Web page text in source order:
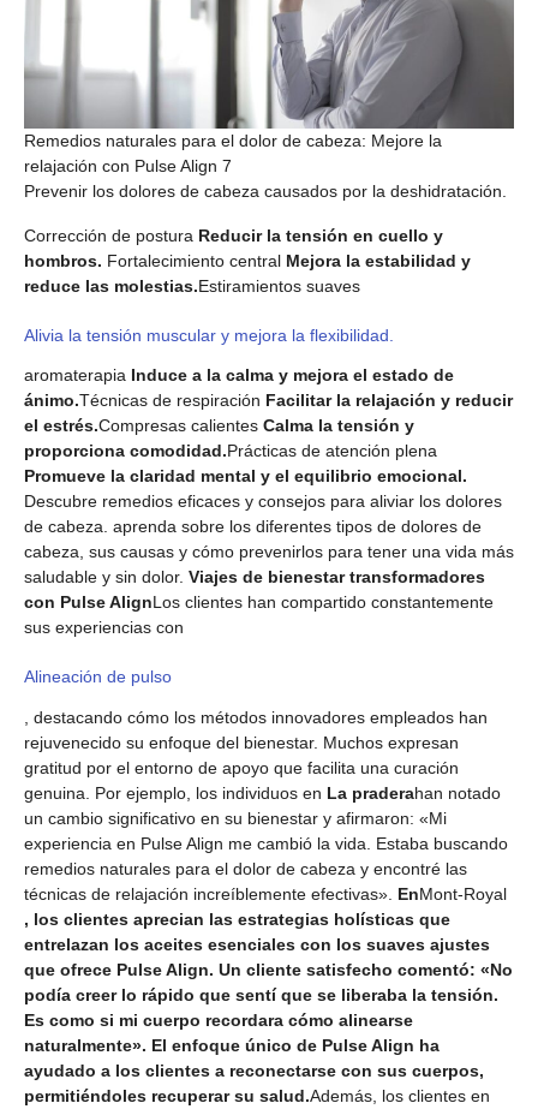
Remedios naturales para el dolor de cabeza: Mejore la
relajación con Pulse Align 7
Prevenir los dolores de cabeza causados ​​por la deshidratación.
Corrección de postura Reducir la tensión en cuello y
hombros. Fortalecimiento central Mejora la estabilidad y
reduce las molestias.Estiramientos suaves
Alivia la tensión muscular y mejora la flexibilidad.
aromaterapia Induce a la calma y mejora el estado de
ánimo.Técnicas de respiración Facilitar la relajación y reducir
el estrés.Compresas calientes Calma la tensión y
proporciona comodidad.Prácticas de atención plena
Promueve la claridad mental y el equilibrio emocional.
Descubre remedios eficaces y consejos para aliviar los dolores
de cabeza. aprenda sobre los diferentes tipos de dolores de
cabeza, sus causas y cómo prevenirlos para tener una vida más
saludable y sin dolor. Viajes de bienestar transformadores
con Pulse AlignLos clientes han compartido constantemente
sus experiencias con
Alineación de pulso
, destacando cómo los métodos innovadores empleados han
rejuvenecido su enfoque del bienestar. Muchos expresan
gratitud por el entorno de apoyo que facilita una curación
genuina. Por ejemplo, los individuos en La praderahan notado
un cambio significativo en su bienestar y afirmaron: «Mi
experiencia en Pulse Align me cambió la vida. Estaba buscando
remedios naturales para el dolor de cabeza y encontré las
técnicas de relajación increíblemente efectivas». EnMont-Royal
, los clientes aprecian las estrategias holísticas que
entrelazan los aceites esenciales con los suaves ajustes
que ofrece Pulse Align. Un cliente satisfecho comentó: «No
podía creer lo rápido que sentí que se liberaba la tensión.
Es como si mi cuerpo recordara cómo alinearse
naturalmente». El enfoque único de Pulse Align ha
ayudado a los clientes a reconectarse con sus cuerpos,
permitiéndoles recuperar su salud.Además, los clientes en